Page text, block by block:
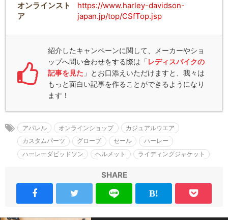
オンラインスト
ア
https://www.harley-davidson-
japan.jp/top/CSfTop.jsp
紹介したキャンペーンに関して、メーカーやショ
ップへ問い合わせをする際は「 レディスバイクの
記事を見た 」とお口添えいただけますと、我々は
もっと面白い記事を作ることができるようになり
ます！
アパレル オンラインショップ
カジュアルウエア
カスタムパーツ
グローブ セール
ハーレー
ハーレーダビッドソン
ヘルメット ライディングジャケット
SHARE